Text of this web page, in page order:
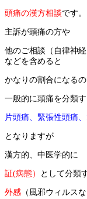
頭痛の漢方相談です。
主訴が頭痛の方や
他のご相談（自律神
などを含めると
かなりの割合になる
一般的に頭痛を分類す
片頭痛、緊張性頭痛
となりますが
漢方的、中医学的に
証(病態） として分類
外感 （風邪ウィルス